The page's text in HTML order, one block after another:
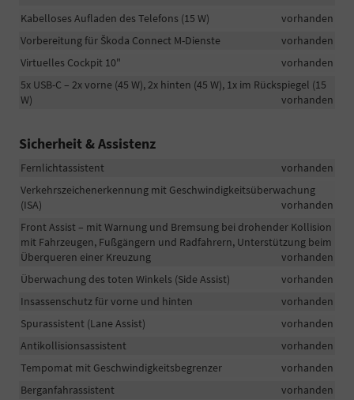
Kabelloses Aufladen des Telefons (15 W)
vorhanden
Vorbereitung für Škoda Connect M-Dienste
vorhanden
Virtuelles Cockpit 10"
vorhanden
5x USB-C – 2x vorne (45 W), 2x hinten (45 W), 1x im Rückspiegel (15
W)
vorhanden
Sicherheit & Assistenz
Fernlichtassistent
vorhanden
Verkehrszeichenerkennung mit Geschwindigkeitsüberwachung
(ISA)
vorhanden
Front Assist – mit Warnung und Bremsung bei drohender Kollision
mit Fahrzeugen, Fußgängern und Radfahrern, Unterstützung beim
Überqueren einer Kreuzung
vorhanden
Überwachung des toten Winkels (Side Assist)
vorhanden
Insassenschutz für vorne und hinten
vorhanden
Spurassistent (Lane Assist)
vorhanden
Antikollisionsassistent
vorhanden
Tempomat mit Geschwindigkeitsbegrenzer
vorhanden
Berganfahrassistent
vorhanden